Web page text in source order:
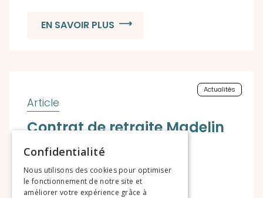
EN SAVOIR PLUS
Actualités
Contrat de retraite Madelin
capital, c’est possible
Confidentialité
Nous utilisons des cookies pour optimiser
le fonctionnement de notre site et
améliorer votre expérience grâce à